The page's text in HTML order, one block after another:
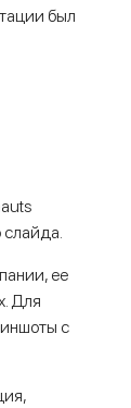
был
слайда.
ее
Для
с